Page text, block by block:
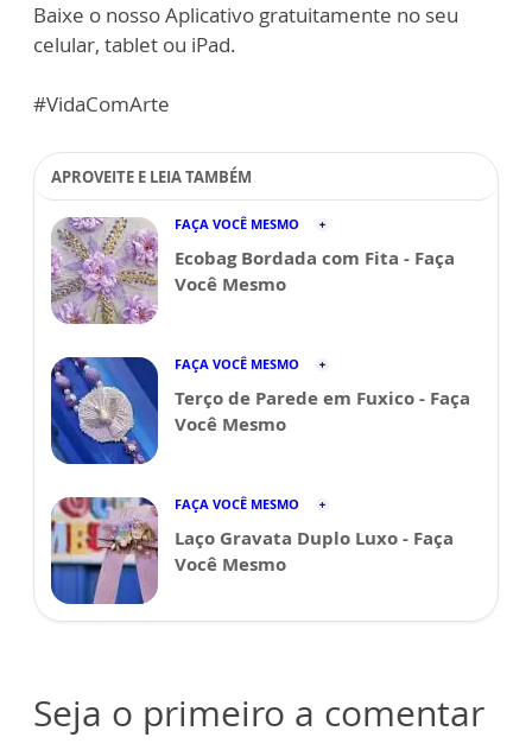
Baixe o nosso Aplicativo gratuitamente no seu
celular, tablet ou iPad.
#VidaComArte
APROVEITE E LEIA TAMBÉM
FAÇA VOCÊ MESMO
Ecobag Bordada com Fita - Faça
Você Mesmo
FAÇA VOCÊ MESMO
Terço de Parede em Fuxico - Faça
Você Mesmo
FAÇA VOCÊ MESMO
Laço Gravata Duplo Luxo - Faça
Você Mesmo
Seja o primeiro a comentar